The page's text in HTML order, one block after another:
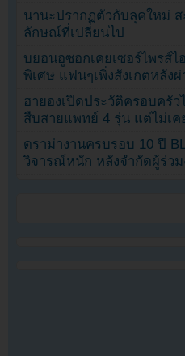
นานะปรากฏตัวกับลุคใหม่
ลักษณ์ที่เปลี่ยนไป
บยอนอูซอกเคยเซอร์ไพรส์ไ
พิเศษ แฟนๆเพิ่งสังเกตหลัง
ฮายองเปิดประวัติครอบครัว
สืบสายแพทย์ 4 รุ่น แต่ไม่เค
ดราม่างานครบรอบ 10 ปี
วิจารณ์หนัก หลังจำกัดผู้ร่ว